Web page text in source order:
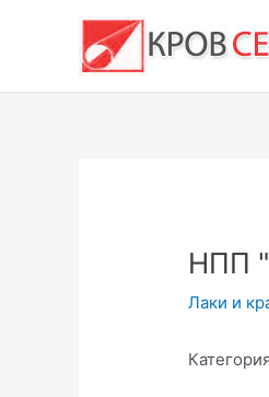
содержимому
НПП
Лаки и